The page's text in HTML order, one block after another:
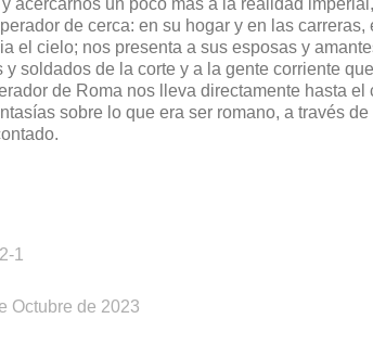
de cerca: en su hogar y en las carreras,
el cielo; nos presenta a sus esposas y
soldados de la corte y a la gente corriente
de Roma nos lleva directamente hasta el
sobre lo que era ser romano, a través
1
Octubre de 2023